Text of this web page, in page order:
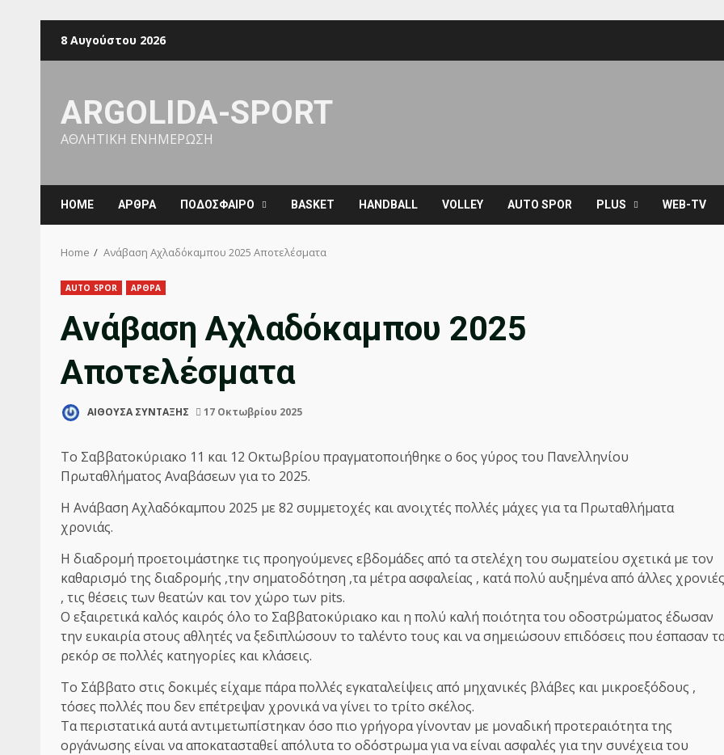
8 Αυγούστου 2026
ARGOLIDA-SPORT
ΑΘΛΗΤΙΚΗ ΕΝΗΜΕΡΩΣΗ
ΗΟΜΕ ΑΡΘΡΑ ΠΟΔΟΣΦΑΙΡΟ BASKET HANDBALL VOLLEY AUTO SPOR PLUS WEB-TV
Home Ανάβαση Αχλαδόκαμπου 2025 Αποτελέσματα
AUTO SPOR ΑΡΘΡΑ
Ανάβαση Αχλαδόκαμπου 2025
Αποτελέσματα
ΑΙΘΟΥΣΑ ΣΥΝΤΑΞΗΣ 17 Οκτωβρίου 2025
Το Σαββατοκύριακο 11 και 12 Οκτωβρίου πραγματοποιήθηκε ο 6ος γύρος του Πανελληνίου
Πρωταθλήματος Αναβάσεων για το 2025.
Η Ανάβαση Αχλαδόκαμπου 2025 με 82 συμμετοχές και ανοιχτές πολλές μάχες για τα Πρωταθλήματα
χρονιάς.
Η διαδρομή προετοιμάστηκε τις προηγούμενες εβδομάδες από τα στελέχη του σωματείου σχετικά με τον
καθαρισμό της διαδρομής ,την σηματοδότηση ,τα μέτρα ασφαλείας , κατά πολύ αυξημένα από άλλες χρονιές
, τις θέσεις των θεατών και τον χώρο των pits.
Ο εξαιρετικά καλός καιρός όλο το Σαββατοκύριακο και η πολύ καλή ποιότητα του οδοστρώματος έδωσαν
την ευκαιρία στους αθλητές να ξεδιπλώσουν το ταλέντο τους και να σημειώσουν επιδόσεις που έσπασαν
ρεκόρ σε πολλές κατηγορίες και κλάσεις.
To Σάββατο στις δοκιμές είχαμε πάρα πολλές εγκαταλείψεις από μηχανικές βλάβες και μικροεξόδους ,
τόσες πολλές που δεν επέτρεψαν χρονικά να γίνει το τρίτο σκέλος.
Τα περιστατικά αυτά αντιμετωπίστηκαν όσο πιο γρήγορα γίνονταν με μοναδική προτεραιότητα της
οργάνωσης είναι να αποκατασταθεί απόλυτα το οδόστρωμα για να είναι ασφαλές για την συνέχεια του